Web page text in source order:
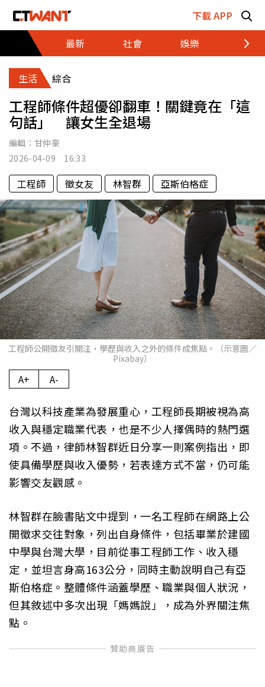
下載 APP
最新
社會 娛樂 財經
生活 綜合
工程師條件超優卻翻車！關鍵竟在「這
句話」 讓女生全退場
編輯： 甘仲豪
2026-04-09 16:33
工程師 徵女友 林智群 亞斯伯格症
工程師公開徵友引關注，學歷與收入之外的條件成焦點。（示意圖／
Pixabay）
A+ A-
台灣以科技產業為發展重心，工程師長期被視為高
收入與穩定職業代表，也是不少人擇偶時的熱門選
項。不過，律師林智群近日分享一則案例指出，即
使具備學歷與收入優勢，若表達方式不當，仍可能
影響交友觀感。
林智群在臉書貼文中提到，一名工程師在網路上公
開徵求交往對象，列出自身條件，包括畢業於建國
中學與台灣大學，目前從事工程師工作、收入穩
定，並坦言身高163公分，同時主動說明自己有亞
斯伯格症。整體條件涵蓋學歷、職業與個人狀況，
但其敘述中多次出現「媽媽說」，成為外界關注焦
點。